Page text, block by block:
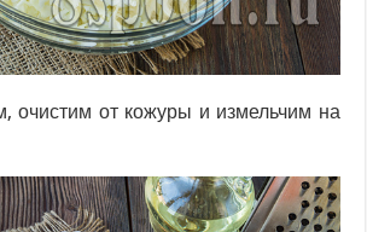
очистим от кожуры и измельчим на